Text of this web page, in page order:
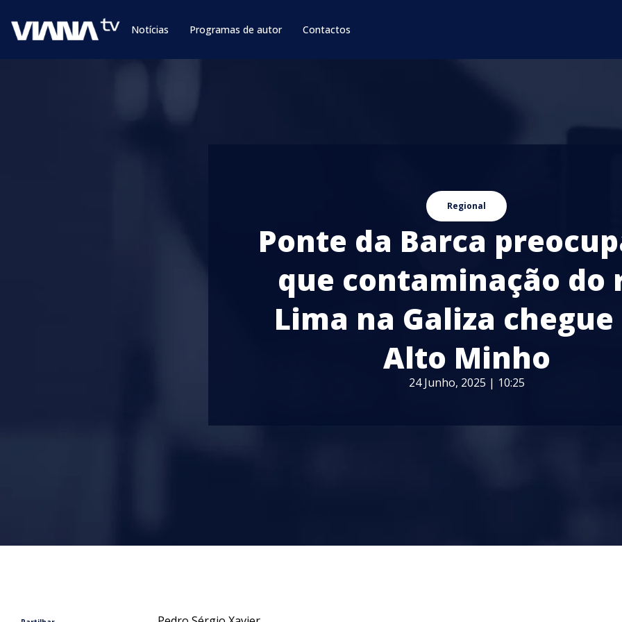
Notícias Programas de autor Contactos
Regional
Ponte da Barca
que contaminação do
Lima na Galiza chegue
Alto Minho
24 Junho, 2025 | 10:25